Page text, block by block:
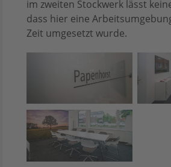
im zweiten Stockwerk lässt
dass hier eine
Zeit umgesetzt wurde.